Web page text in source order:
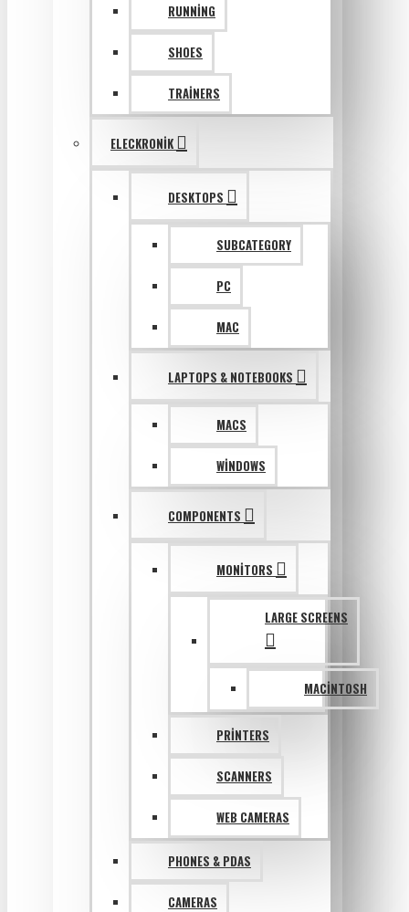
RUNNING
SHOES
TRAINERS
ELECKRONIK
DESKTOPS
SUBCATEGORY
PC
MAC
LAPTOPS & NOTEBOOKS
MACS
WINDOWS
COMPONENTS
MONITORS
LARGE SCREENS
MACINTOSH
PRINTERS
SCANNERS
WEB CAMERAS
PHONES & PDAS
CAMERAS